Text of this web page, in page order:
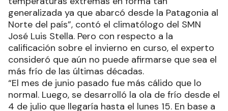
generalizada ya que abarcó desde la Patagonia al
Norte del país”, contó el climatólogo del SMN
José Luis Stella. Pero con respecto a la
calificación sobre el invierno en curso, el experto
consideró que aún no puede afirmarse que sea el
más frío de las últimas décadas.
“El mes de junio pasado fue más cálido que lo
normal. Luego, se desarrolló la ola de frío desde el
4 de julio que llegaría hasta el lunes 15. En base a